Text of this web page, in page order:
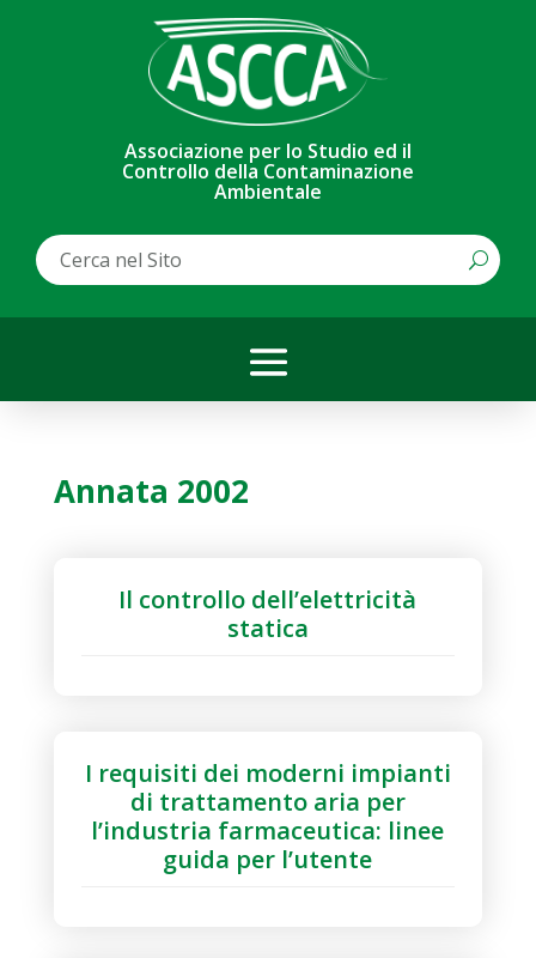
Associazione per lo Studio ed il
Controllo della Contaminazione
Ambientale
Annata 2002
Il controllo dell’elettricità
statica
I requisiti dei moderni impianti
di trattamento aria per
l’industria farmaceutica: linee
guida per l’utente